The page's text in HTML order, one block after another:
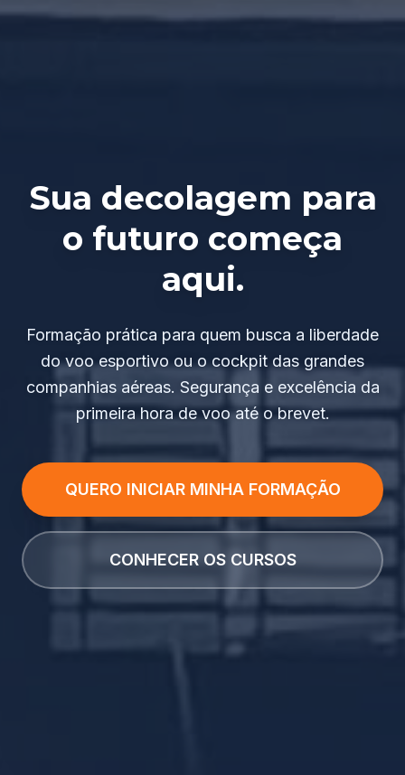
Sua decolagem para
o futuro começa
aqui.
Formação prática para quem busca a liberdade
do voo esportivo ou o cockpit das grandes
companhias aéreas. Segurança e excelência da
primeira hora de voo até o brevet.
QUERO INICIAR MINHA FORMAÇÃO
CONHECER OS CURSOS